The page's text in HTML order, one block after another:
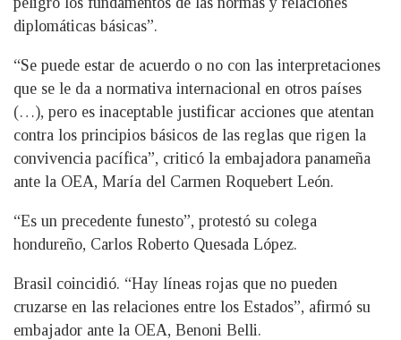
diplomáticas básicas”.
“Se puede estar de acuerdo o no con las interpretaciones
que se le da a normativa internacional en otros países
(…), pero es inaceptable justificar acciones que atentan
contra los principios básicos de las reglas que rigen la
convivencia pacífica”, criticó la embajadora panameña
ante la OEA, María del Carmen Roquebert León.
“Es un precedente funesto”, protestó su colega
hondureño, Carlos Roberto Quesada López.
Brasil coincidió. “Hay líneas rojas que no pueden
cruzarse en las relaciones entre los Estados”, afirmó su
embajador ante la OEA, Benoni Belli.